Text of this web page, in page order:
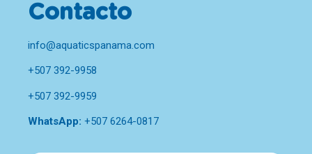
Contacto
info@aquaticspanama.com
+507 392-9958
+507 392-9959
WhatsApp: +507 6264-0817